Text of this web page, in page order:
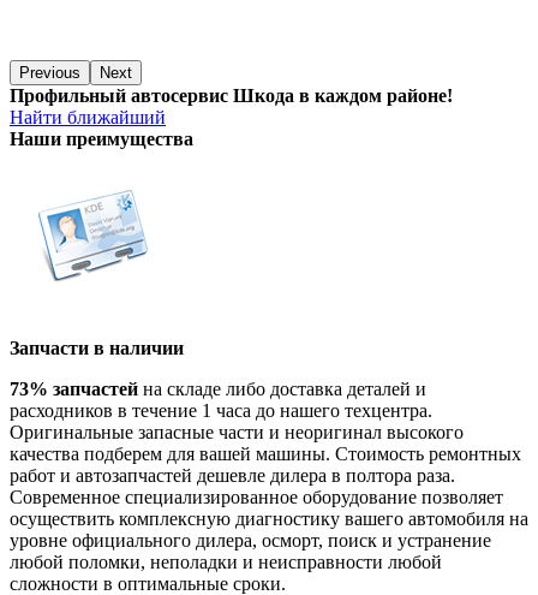
Previous Next
Профильный автосервис Шкода в каждом районе!
Найти ближайший
Наши преимущества
Запчасти в наличии
73% запчастей на складе либо доставка деталей и
расходников в течение 1 часа до нашего техцентра.
Оригинальные запасные части и неоригинал высокого
качества подберем для вашей машины. Стоимость ремонтных
работ и автозапчастей дешевле дилера в полтора раза.
Современное специализированное оборудование позволяет
осуществить комплексную диагностику вашего автомобиля на
уровне официального дилера, осморт, поиск и устранение
любой поломки, неполадки и неисправности любой
сложности в оптимальные сроки.